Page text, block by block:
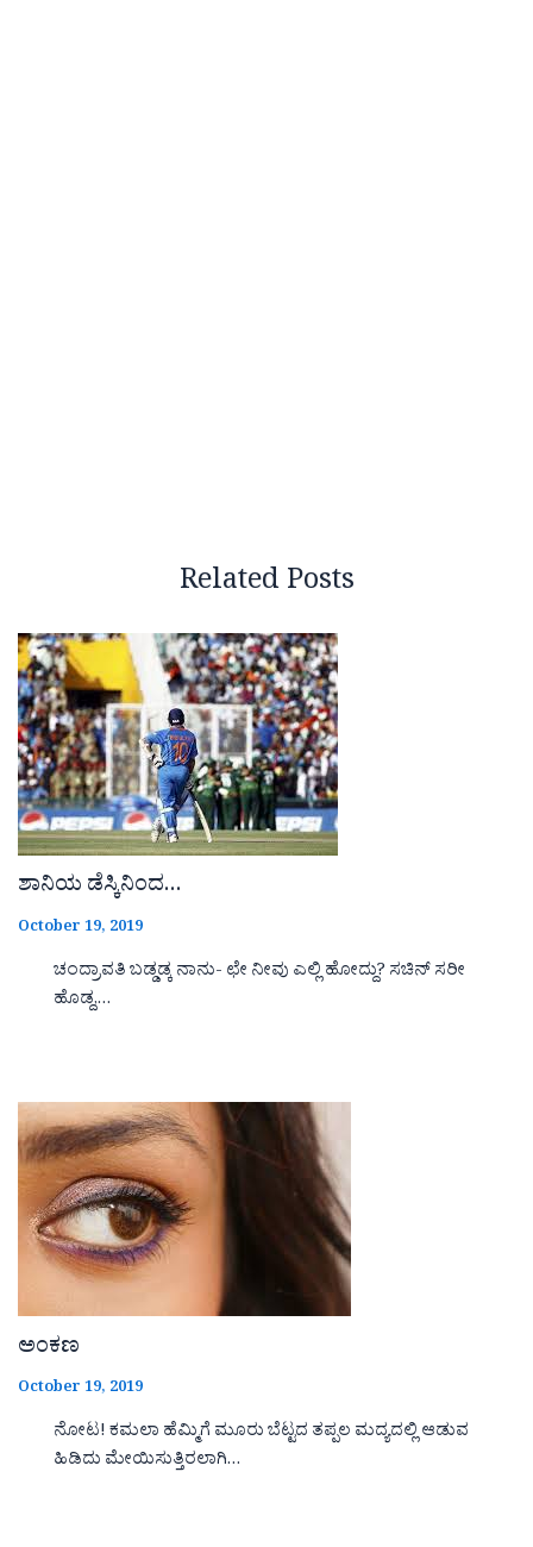
Related Posts
ಶಾನಿಯ ಡೆಸ್ಕಿನಿಂದ…
October 19, 2019
ಚಂದ್ರಾವತಿ ಬಡ್ಡಡ್ಕ ನಾನು- ಛೇ ನೀವು ಎಲ್ಲಿ ಹೋದ್ದು? ಸಚಿನ್ ಸರೀ
ಹೊಡ್ದ,…
ಅಂಕಣ
October 19, 2019
ನೋಟ! ಕಮಲಾ ಹೆಮ್ಮಿಗೆ ಮೂರು ಬೆಟ್ಟದ ತಪ್ಪಲ ಮದ್ಯದಲ್ಲಿ ಆಡುವ
ಹಿಡಿದು ಮೇಯಿಸುತ್ತಿರಲಾಗಿ…